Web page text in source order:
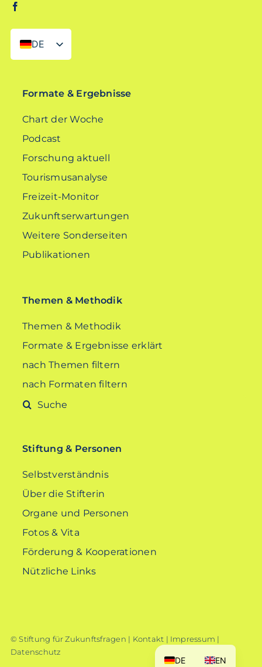
DE
EN
Formate & Ergebnisse
Chart der Woche
Podcast
Forschung aktuell
Tourismusanalyse
Freizeit-Monitor
Zukunftserwartungen
Weitere Sonderseiten
Publikationen
Themen & Methodik
Themen & Methodik
Formate & Ergebnisse erklärt
nach Themen filtern
nach Formaten filtern
Suche
Stiftung & Personen
Selbstverständnis
Über die Stifterin
Organe und Personen
Fotos & Vita
Förderung & Kooperationen
Nützliche Links
© Stiftung für Zukunftsfragen | Kontakt | Impressum |
Datenschutz
DE EN